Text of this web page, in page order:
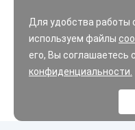
Для удобства
используем файлы
его, Вы соглашаетесь с
конфиденциальности.